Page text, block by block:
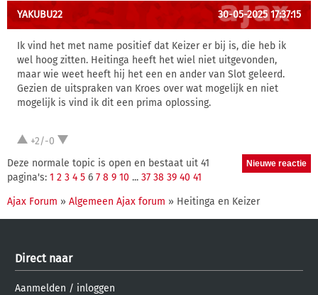
YAKUBU22 30-05-2025 17:37:15
Ik vind het met name positief dat Keizer er bij is, die heb ik
wel hoog zitten. Heitinga heeft het wiel niet uitgevonden,
maar wie weet heeft hij het een en ander van Slot geleerd.
Gezien de uitspraken van Kroes over wat mogelijk en niet
mogelijk is vind ik dit een prima oplossing.
+2/-0
Deze normale topic is open en bestaat uit 41
pagina's: 1 2 3 4 5 6 7 8 9 10 ... 37 38 39 40 41
Ajax Forum » Algemeen Ajax forum » Heitinga en Keizer
Direct naar
Aanmelden / inloggen